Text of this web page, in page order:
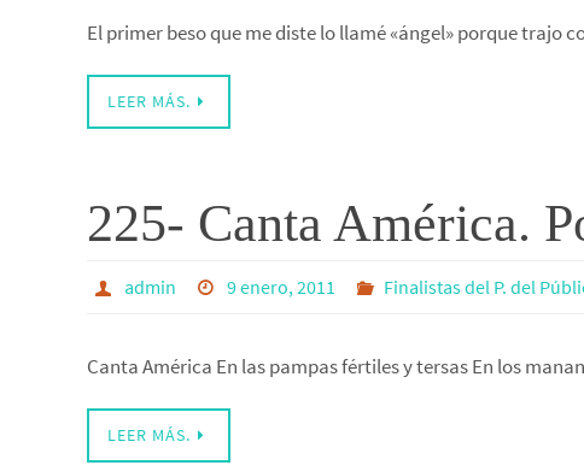
El primer beso que me diste lo llamé «ángel» porque trajo
LEER MÁS.
225- Canta América.
admin 9 enero, 2011 Finalistas del P. del
Canta América En las pampas fértiles y tersas En los
LEER MÁS.